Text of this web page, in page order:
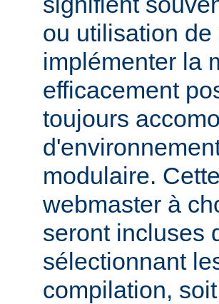
ou utilisation
implémenter la
efficacement
toujours
modulaire.
webmaster à
seront incluses
sélectionnant
compilation,